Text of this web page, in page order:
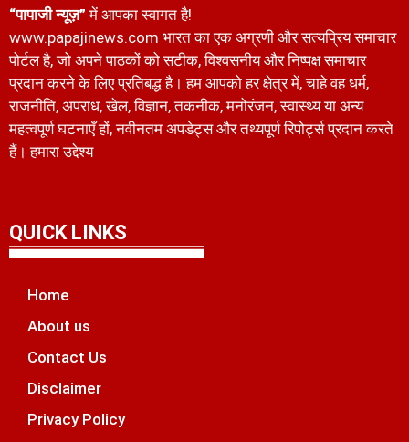
“पापाजी न्यूज़” में आपका स्वागत है!
www.papajinews.com भारत का एक अग्रणी और सत्यप्रिय समाचार
पोर्टल है, जो अपने पाठकों को सटीक, विश्वसनीय और निष्पक्ष समाचार
प्रदान करने के लिए प्रतिबद्ध है। हम आपको हर क्षेत्र में, चाहे वह धर्म,
राजनीति, अपराध, खेल, विज्ञान, तकनीक, मनोरंजन, स्वास्थ्य या अन्य
महत्वपूर्ण घटनाएँ हों, नवीनतम अपडेट्स और तथ्यपूर्ण रिपोर्ट्स प्रदान करते
हैं। हमारा उद्देश्य
QUICK LINKS
Home
About us
Contact Us
Disclaimer
Privacy Policy